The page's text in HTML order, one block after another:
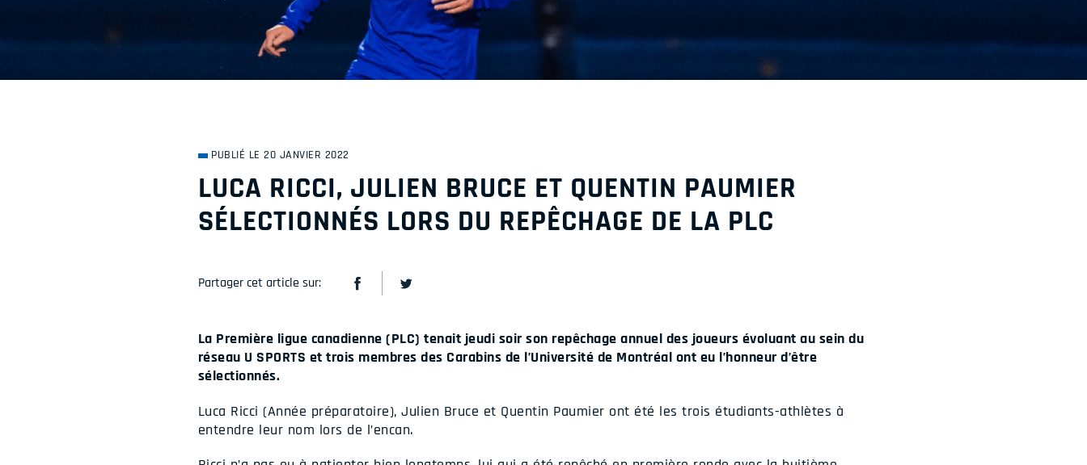
PUBLIÉ LE 20 JANVIER 2022
LUCA RICCI, JULIEN BRUCE ET QUENTIN PAUMIER
SÉLECTIONNÉS LORS DU REPÊCHAGE DE LA PLC
Partager cet article sur:
La Première ligue canadienne (PLC) tenait jeudi soir son repêchage annuel des joueurs évoluant au sein du
réseau U SPORTS et trois membres des Carabins de l’Université de Montréal ont eu l’honneur d’être
sélectionnés.
Luca Ricci (Année préparatoire), Julien Bruce et Quentin Paumier ont été les trois étudiants-athlètes à
entendre leur nom lors de l’encan.